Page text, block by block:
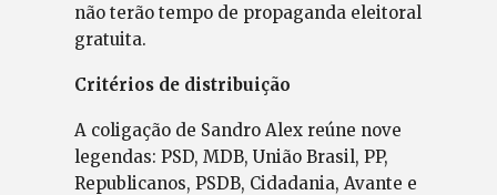
não terão tempo de propaganda eleitoral
gratuita.
Critérios de distribuição
A coligação de Sandro Alex reúne nove
legendas: PSD, MDB, União Brasil, PP,
Republicanos, PSDB, Cidadania, Avante e